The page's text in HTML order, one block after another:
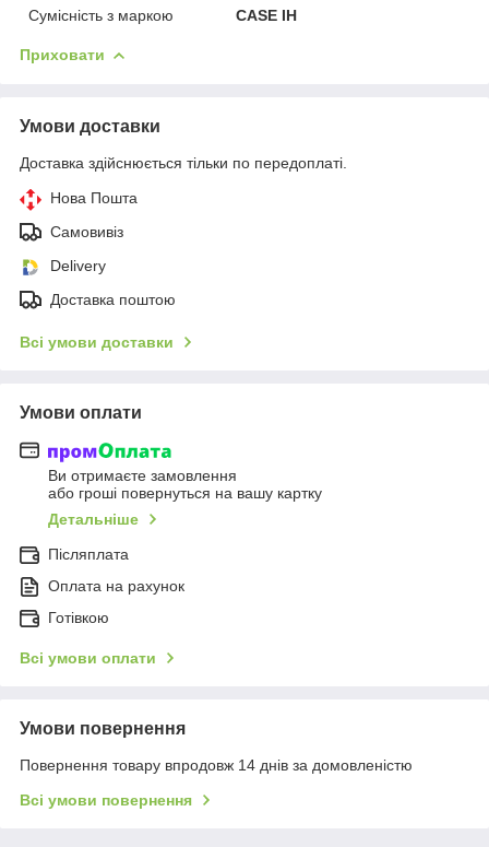
Сумісність з маркою
CASE IH
Приховати
Умови доставки
Доставка здійснюється тільки по передоплаті.
Нова Пошта
Самовивіз
Delivery
Доставка поштою
Всі умови доставки
Умови оплати
Ви отримаєте замовлення
або гроші повернуться на вашу картку
Детальніше
Післяплата
Оплата на рахунок
Готівкою
Всі умови оплати
Умови повернення
Повернення товару впродовж 14 днів за домовленістю
Всі умови повернення